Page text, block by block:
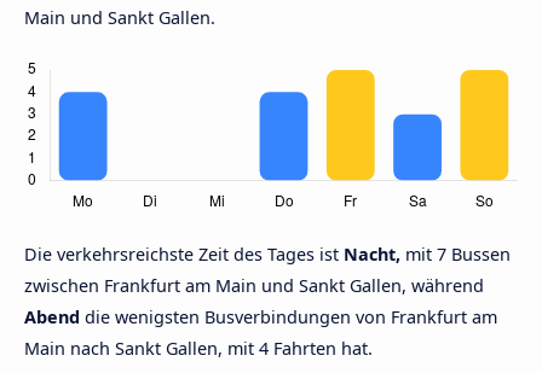
Main und Sankt Gallen.
Die verkehrsreichste Zeit des Tages ist Nacht, mit 7 Bussen
zwischen Frankfurt am Main und Sankt Gallen, während
Abend die wenigsten Busverbindungen von Frankfurt am
Main nach Sankt Gallen, mit 4 Fahrten hat.